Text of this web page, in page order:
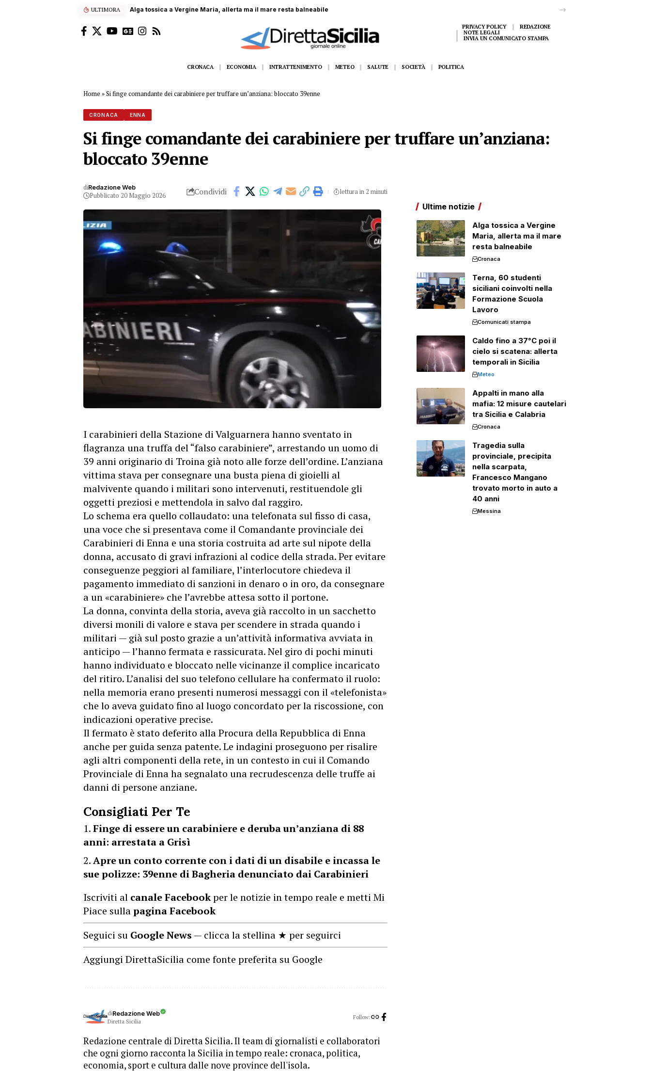
ULTIMORA Terna, 60 studenti siciliani coinvolti nella Formazione Scuola Lavoro
PRIVACY POLICY
REDAZIONE
NOTE LEGALI
INVIA UN COMUNICATO STAMPA
CRONACA ECONOMIA INTRATTENIMENTO METEO SALUTE SOCIETÀ POLITICA
Home »Si finge comandante dei carabiniere per truffare un’anziana: bloccato 39enne
CRONACA ENNA
Si finge comandante dei carabiniere per truffare un’anziana:
bloccato 39enne
diRedazione Web
Pubblicato 20 Maggio 2026 Condividi lettura in 2 minuti
I carabinieri della Stazione di Valguarnera hanno sventato in
flagranza una truffa del “falso carabiniere”, arrestando un uomo di
39 anni originario di Troina già noto alle forze dell’ordine. L’anziana
vittima stava per consegnare una busta piena di gioielli al
malvivente quando i militari sono intervenuti, restituendole gli
oggetti preziosi e mettendola in salvo dal raggiro.
Lo schema era quello collaudato: una telefonata sul fisso di casa,
una voce che si presentava come il Comandante provinciale dei
Carabinieri di Enna e una storia costruita ad arte sul nipote della
donna, accusato di gravi infrazioni al codice della strada. Per evitare
conseguenze peggiori al familiare, l’interlocutore chiedeva il
pagamento immediato di sanzioni in denaro o in oro, da consegnare
a un «carabiniere» che l’avrebbe attesa sotto il portone.
La donna, convinta della storia, aveva già raccolto in un sacchetto
diversi monili di valore e stava per scendere in strada quando i
militari — già sul posto grazie a un’attività informativa avviata in
anticipo — l’hanno fermata e rassicurata. Nel giro di pochi minuti
hanno individuato e bloccato nelle vicinanze il complice incaricato
del ritiro. L’analisi del suo telefono cellulare ha confermato il ruolo:
nella memoria erano presenti numerosi messaggi con il «telefonista»
che lo aveva guidato fino al luogo concordato per la riscossione, con
indicazioni operative precise.
Il fermato è stato deferito alla Procura della Repubblica di Enna
anche per guida senza patente. Le indagini proseguono per risalire
agli altri componenti della rete, in un contesto in cui il Comando
Provinciale di Enna ha segnalato una recrudescenza delle truffe ai
danni di persone anziane.
Consigliati Per Te
Finge di essere un carabiniere e deruba un’anziana di 88
anni: arrestata a Grisì
Apre un conto corrente con i dati di un disabile e incassa le
sue polizze: 39enne di Bagheria denunciato dai Carabinieri
Iscriviti al canale Facebookper le notizie in tempo reale e metti Mi
Piace sullapagina Facebook
Seguici su Google News — clicca la stellina ★ per seguirci
Aggiungi DirettaSicilia come fonte preferita su Google
diRedazione Web
Diretta Sicilia
Follow:
Redazione centrale di Diretta Sicilia. Il team di giornalisti e collaboratori
che ogni giorno racconta la Sicilia in tempo reale: cronaca, politica,
economia, sport e cultura dalle nove province dell'isola.
Ultime notizie
Alga tossica a Vergine
Maria, allerta ma il mare
resta balneabile
Cronaca
Terna, 60 studenti
siciliani coinvolti nella
Formazione Scuola
Lavoro
Comunicati stampa
Caldo fino a 37°C poi il
cielo si scatena: allerta
temporali in Sicilia
Meteo
Appalti in mano alla
mafia: 12 misure cautelari
tra Sicilia e Calabria
Cronaca
Tragedia sulla
provinciale, precipita
nella scarpata,
Francesco Mangano
trovato morto in auto a
40 anni
Messina